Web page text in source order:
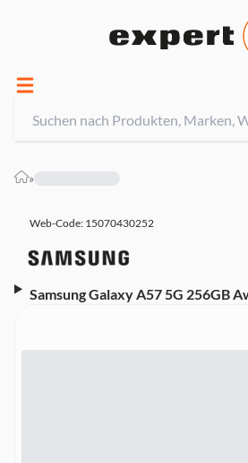
»
Web-Code: 15070430252
Samsung Galaxy A57 5G 256GB
Blau)